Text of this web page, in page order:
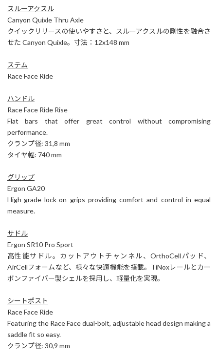
スルーアクスル
Canyon Quixle Thru Axle
クイックリリースの使いやすさと、スルーアクスルの剛性を融合さ
せた Canyon Quixle。寸法：12x148 mm
ステム
Race Face Ride
ハンドル
Race Face Ride Rise
Flat bars that offer great control without compromising
performance.
クランプ径: 31,8 mm
タイヤ幅: 740 mm
グリップ
Ergon GA20
High-grade lock-on grips providing comfort and control in equal
measure.
サドル
Ergon SR10 Pro Sport
高性能サドル。カットアウトチャンネル、OrthoCellパッド、
AirCellフォームなど、様々な快適機能を搭載。TiNoxレールとカー
ボンファイバー製シェルを採用し、軽量化を実現。
シートポスト
Race Face Ride
Featuring the Race Face dual-bolt, adjustable head design making a
saddle fit so easy.
クランプ径: 30,9 mm